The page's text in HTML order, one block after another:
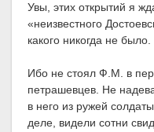
Увы, этих открытий я
«неизвестного
какого никогда не было.
Ибо не стоял Ф.М. в
петрашевцев. Не
в него из ружей
деле, видели сотни